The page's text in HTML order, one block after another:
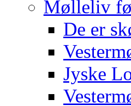
Mølleliv
De er
Jyske